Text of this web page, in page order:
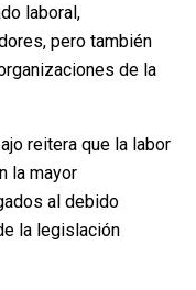
laboral,
pero también
de la
reitera que la labor
la mayor
al debido
la legislación